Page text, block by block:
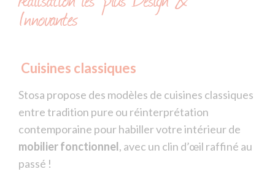
Innovantes
Cuisines classiques
Stosa propose des modèles de cuisines classiques
entre tradition pure ou réinterprétation
contemporaine pour habiller votre intérieur de
mobilierfonctionnel, avec un clin d’œil raffiné au
passé !